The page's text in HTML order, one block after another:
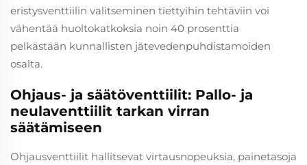
eristysventtiilin valitseminen tiettyihin tehtäviin voi
vähentää huoltokatkoksia noin 40 prosenttia
pelkästään kunnallisten jätevedenpuhdistamoiden
osalta.
Ohjaus- ja säätöventtiilit: Pallo- ja
neulaventtiilit tarkan virran
säätämiseen
Ohjausventtiilit hallitsevat virtausnopeuksia, painetasoja